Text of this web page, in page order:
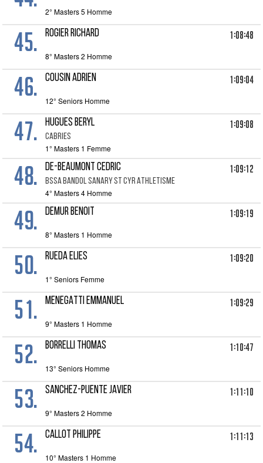
2° Masters 5 Homme
45. ROGIER RICHARD 1:08:48
8° Masters 2 Homme
46. COUSIN ADRIEN 1:09:04
12° Seniors Homme
47. HUGUES BERYL
CABRIES
1:09:08
1° Masters 1 Femme
48. DE-BEAUMONT CEDRIC
BSSA BANDOL SANARY ST CYR ATHLETISME
1:09:12
4° Masters 4 Homme
49. DEMUR BENOIT 1:09:19
8° Masters 1 Homme
50. RUEDA ELIES 1:09:20
1° Seniors Femme
51. MENEGATTI EMMANUEL 1:09:29
9° Masters 1 Homme
52. BORRELLI THOMAS 1:10:47
13° Seniors Homme
53. SANCHEZ-PUENTE JAVIER 1:11:10
9° Masters 2 Homme
54. CALLOT PHILIPPE 1:11:13
10° Masters 1 Homme